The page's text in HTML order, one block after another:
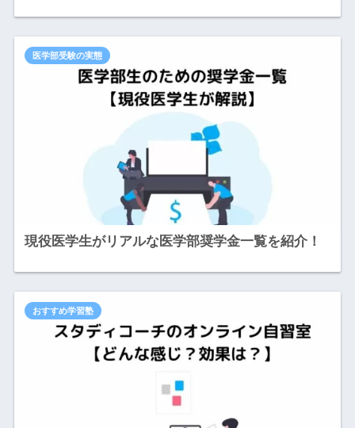
現役医学生がリアルな医学部奨学金一覧を紹介！
医学部受験の実態
おすすめ学習塾